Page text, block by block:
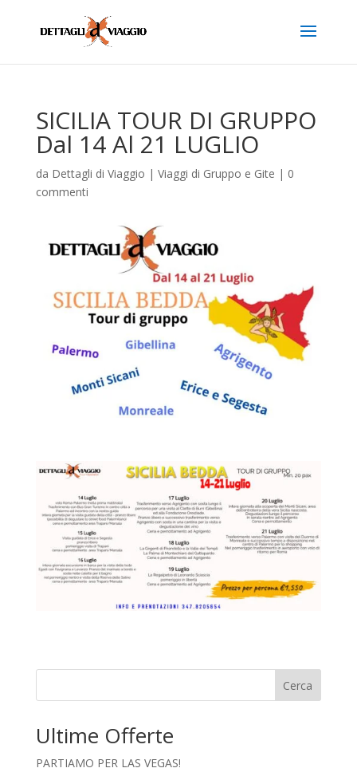
SICILIA TOUR DI GRUPPO
Dal 14 Al 21 LUGLIO
da Dettagli di Viaggio | Viaggi di Gruppo e Gite | 0
commenti
Cerca
Ultime Offerte
PARTIAMO PER LAS VEGAS!